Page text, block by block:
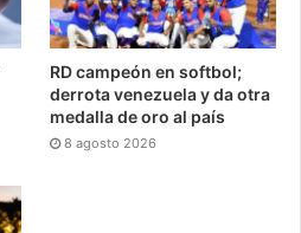
RD campeón en softbol;
derrota venezuela y da otra
medalla de oro al país
8 agosto 2026